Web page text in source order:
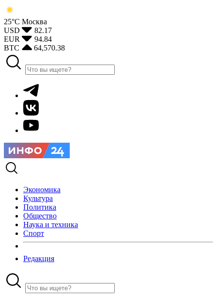
25°С Москва
USD
82.17
EUR
94.84
BTC
64,570.38
Экономика
Культура
Политика
Общество
Наука и техника
Спорт
Редакция